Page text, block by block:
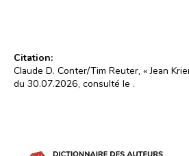
Citation:
Claude D. Conter/Tim Reuter, « Jean
du 30.07.2026, consulté le .